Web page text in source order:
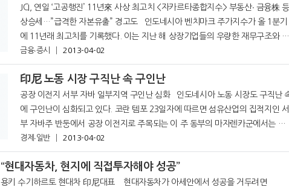
JCI, 연일 ‘고공행진’ 11년來 사상 최고치 <자카르타종합지수> 부동산∙ 금융株 등
상승세…”급격한 자본유출” 경고도 인도네시아 벤치마크 주가지수가 올 1분기
에 11년래 최고치를 기록했다. 이는 지난 해 상장기업들의 우량한 재무구조와 기
업실적에 탄력을
금융∙증시 2013-04-02
印尼 노동 시장 구직난 속 구인난
공장 이전지 서부 자바 일부지역 구인난 심화 인도네시아 노동 시장도 구직난 속
에 구인난이 심화되고 있다. 코란 템포 23일자에 따르면 섬유산업의 집적지인 서
부 자바주 반둥에서 공장 이전지로 주목되는 이 주 동부의 마자렌카군에서는 이
경제∙일반 2013-04-02
“현대자동차, 현지에 직접투자해야 성공”
용키 수기하르토 현대차 印尼대표 현대자동차가 아세안에서 성공을 거두려면